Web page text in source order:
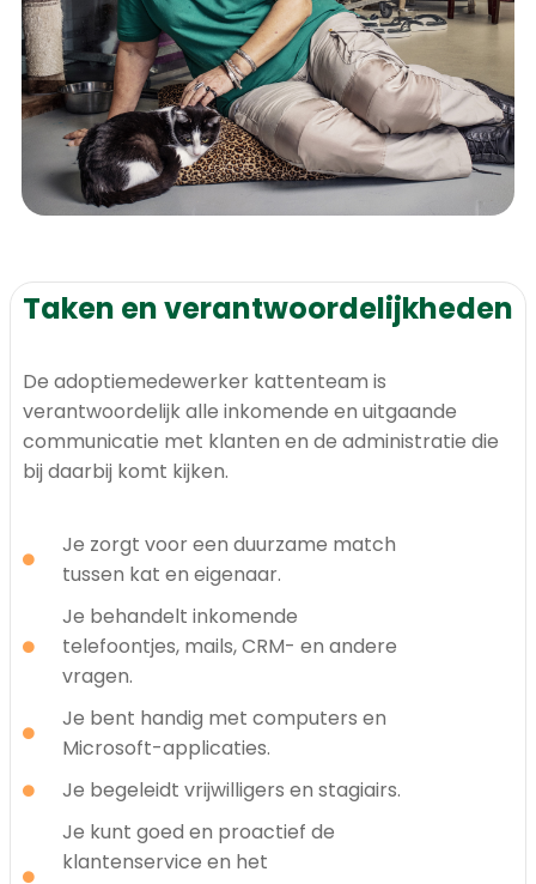
Taken en verantwoordelijkheden
De adoptiemedewerker kattenteam is
verantwoordelijk alle inkomende en uitgaande
communicatie met klanten en de administratie die
bij daarbij komt kijken.
Je zorgt voor een duurzame match
tussen kat en eigenaar.
Je behandelt inkomende
telefoontjes, mails, CRM- en andere
vragen.
Je bent handig met computers en
Microsoft-applicaties.
Je begeleidt vrijwilligers en stagiairs.
Je kunt goed en proactief de
klantenservice en het